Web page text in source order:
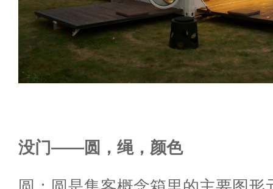
没门——圆，绳，颜色